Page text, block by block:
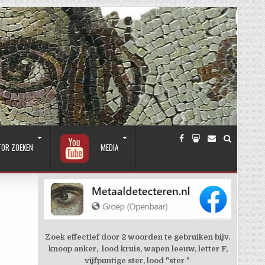
ZOEKEN MEDIA
Zoek effectief door 2 woorden te gebruiken bijv.
knoop anker, lood kruis, wapen leeuw, letter F,
vijfpuntige ster, lood "ster "